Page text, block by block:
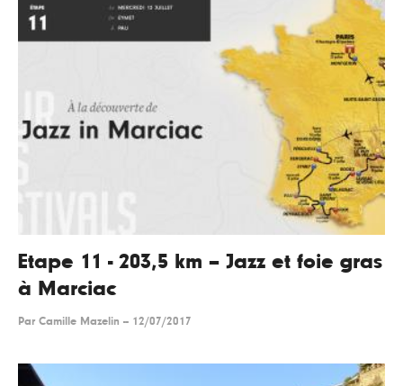
Etape 11 - 203,5 km – Jazz et foie gras
à Marciac
Par Camille Mazelin -- 12/07/2017